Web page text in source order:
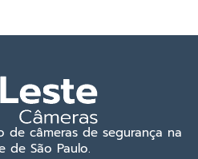
de câmeras de segurança na
de São Paulo.